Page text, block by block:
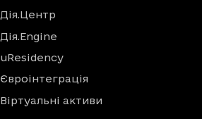
Дія.Центр
Дія.Engine
uResidency
Євроінтеграція
Віртуальні активи